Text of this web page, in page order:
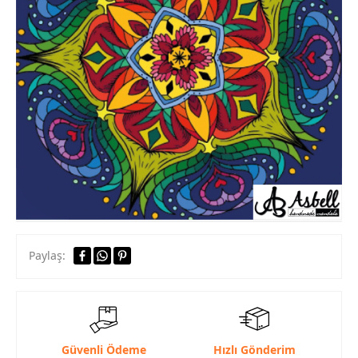
Paylaş:
Güvenli Ödeme Hızlı Gönderim